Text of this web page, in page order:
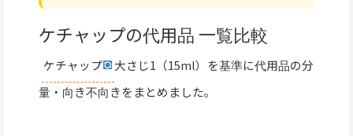
ケチャップの代用品 一覧比較
ケチャップ
大さじ1（15ml）を基準に代用品の分
量・向き不向きをまとめました。